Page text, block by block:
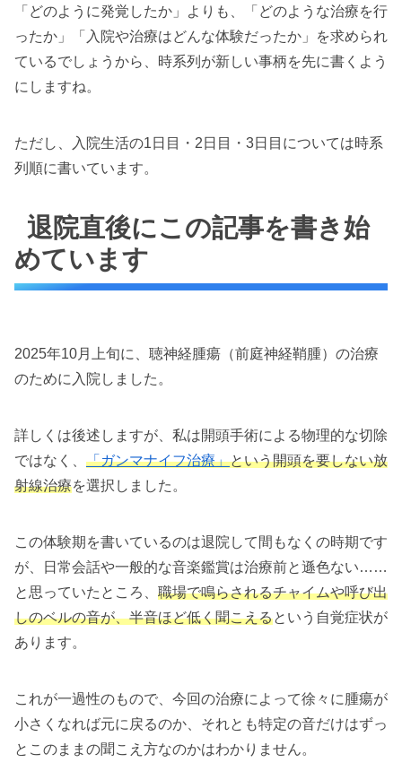
「どのように発覚したか」よりも、「どのような治療を行
ったか」「入院や治療はどんな体験だったか」を求められ
ているでしょうから、時系列が新しい事柄を先に書くよう
にしますね。
ただし、入院生活の1日目・2日目・3日目については時系
列順に書いています。
退院直後にこの記事を書き始
めています
2025年10月上旬に、聴神経腫瘍（前庭神経鞘腫）の治療
のために入院しました。
詳しくは後述しますが、私は開頭手術による物理的な切除
ではなく、 「ガンマナイフ治療」という開頭を要しない放
射線治療を選択しました。
この体験期を書いているのは退院して間もなくの時期です
が、日常会話や一般的な音楽鑑賞は治療前と遜色ない……
と思っていたところ、 職場で鳴らされるチャイムや呼び出
しのベルの音が、半音ほど低く聞こえるという自覚症状が
あります。
これが一過性のもので、今回の治療によって徐々に腫瘍が
小さくなれば元に戻るのか、それとも特定の音だけはずっ
とこのままの聞こえ方なのかはわかりません。